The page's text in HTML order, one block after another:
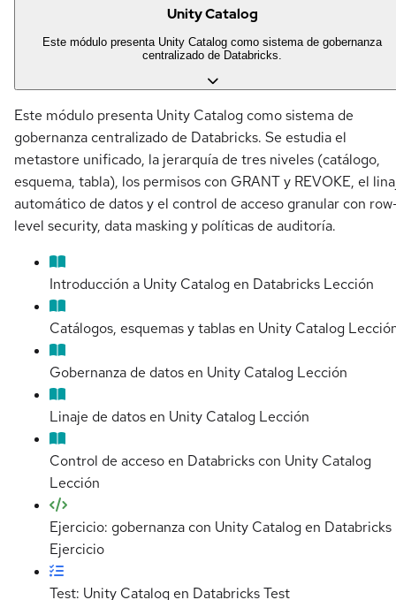
Unity Catalog
Este módulo presenta Unity Catalog como sistema de gobernanza
centralizado de Databricks.
Este módulo presenta Unity Catalog como sistema de
gobernanza centralizado de Databricks. Se estudia el
metastore unificado, la jerarquía de tres niveles (catálogo,
esquema, tabla), los permisos con GRANT y REVOKE, el
automático de datos y el control de acceso granular con
level security, data masking y políticas de auditoría.
Introducción a Unity Catalog en Databricks Lección
Catálogos, esquemas y tablas en Unity Catalog
Gobernanza de datos en Unity Catalog Lección
Linaje de datos en Unity Catalog Lección
Control de acceso en Databricks con Unity Catalog
Lección
Ejercicio: gobernanza con Unity Catalog en Databricks
Ejercicio
Test: Unity Catalog en DatabricksTest